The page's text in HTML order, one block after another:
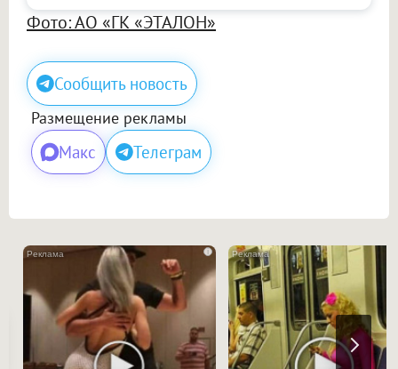
Фото: АО «ГК «ЭТАЛОН»
Сообщить новость
Размещение рекламы
Макс Телеграм
i